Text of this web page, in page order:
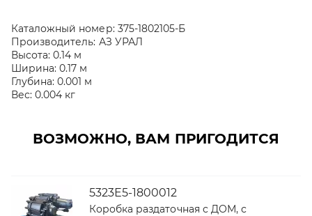
Каталожный номер: 375-1802105-Б
Производитель: АЗ УРАЛ
Высота: 0.14 м
Ширина: 0.17 м
Глубина: 0.001 м
Вес: 0.004 кг
ВОЗМОЖНО, ВАМ ПРИГОДИТСЯ
5323Е5-1800012
Коробка раздаточная с ДОМ, с